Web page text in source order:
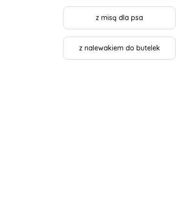
z misą dla psa
z nalewakiem do butelek